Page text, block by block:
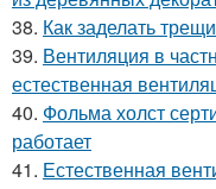
38. Как заделать
39. Вентиляция в
естественная
40. Фольма холст
работает
41. Естественная